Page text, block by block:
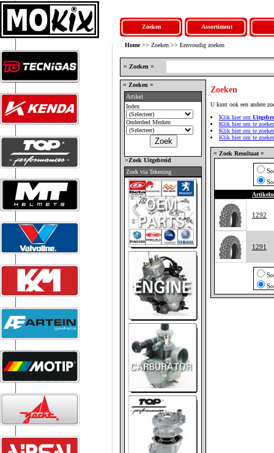
Zoeken Assortiment
Home>> Zoeken >> Eenvoudig zoeken
= Zoeken =
= Zoeken =
Artikel
Index
Onderdeel Merken
>Zoek Uitgebreid
Zoek via Tekening
Zoeken
U kunt ook een andere
Klik hier om
Klik hier om te
Klik hier om te
Klik hier om te
= Zoek Resultaat =
1292
1291